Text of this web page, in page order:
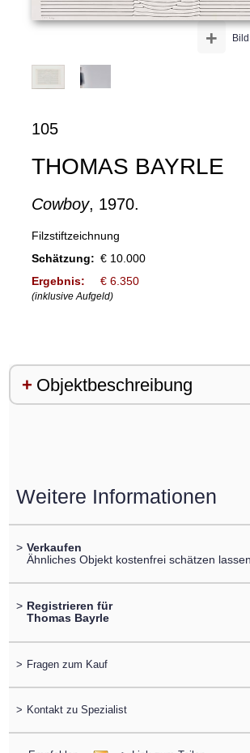
+
105
THOMAS BAYRLE
Cowboy, 1970.
Filzstiftzeichnung
Schätzung: € 10.000
Ergebnis:
€ 6.350
(inklusive Aufgeld)
Objektbeschreibung
Weitere Informationen
> Verkaufen
Ähnliches Objekt kostenfrei schätzen
> Registrieren für
Thomas Bayrle
> Fragen zum Kauf
> Kontakt zu Spezialist